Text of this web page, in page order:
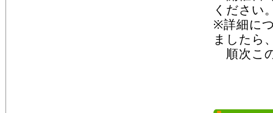
ください
※詳細に
ましたら
順次こ